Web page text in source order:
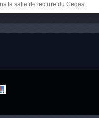
la salle de lecture du Ceges.